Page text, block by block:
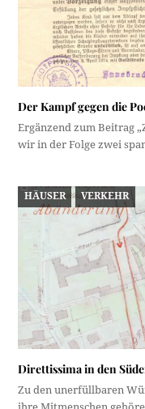
Der Kampf gegen die
Ergänzend zum Beitrag
wir in der Folge zwei
HÄUSER VERKEHR
Direttissima in den
Zu den unerfüllbaren